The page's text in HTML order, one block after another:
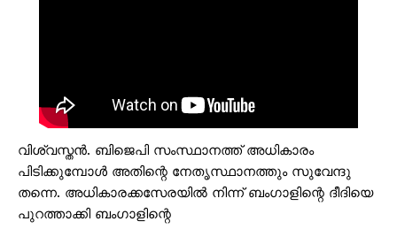
വിശ്വസ്തന്‍. ബിജെപി സംസ്ഥാനത്ത് അധികാരം
പിടിക്കുമ്പോള്‍ അതിന്റെ നേതൃസ്ഥാനത്തും സുവേന്ദു
തന്നെ. അധികാരക്കസേരയില്‍ നിന്ന് ബംഗാളിന്റെ ദീദിയെ
പുറത്താക്കി ബംഗാളിന്റെ